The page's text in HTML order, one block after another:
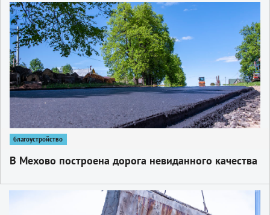
1
благоустройство
В Мехово построена дорога невиданного качества